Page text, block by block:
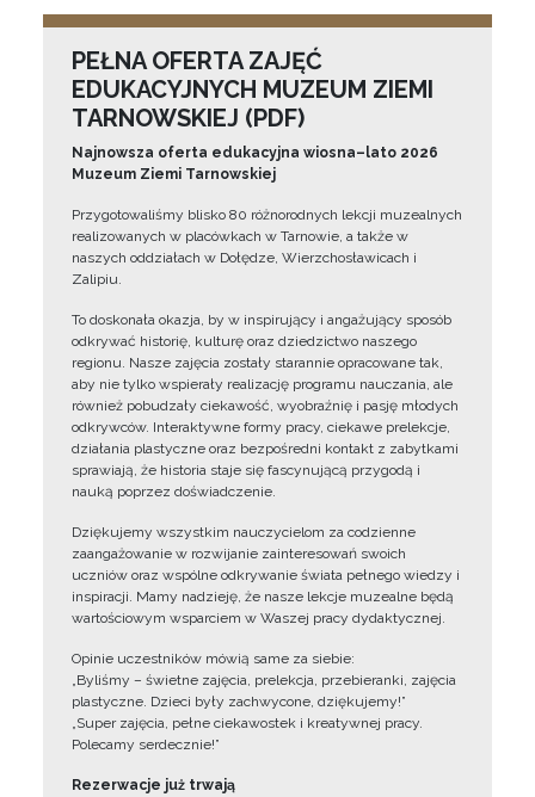
PEŁNA OFERTA ZAJĘĆ
EDUKACYJNYCH MUZEUM ZIEMI
TARNOWSKIEJ (PDF)
Najnowsza oferta edukacyjna wiosna–lato 2026
Muzeum Ziemi Tarnowskiej
Przygotowaliśmy blisko 80 różnorodnych lekcji muzealnych
realizowanych w placówkach w Tarnowie, a także w
naszych oddziałach w Dołędze, Wierzchosławicach i
Zalipiu.
To doskonała okazja, by w inspirujący i angażujący sposób
odkrywać historię, kulturę oraz dziedzictwo naszego
regionu. Nasze zajęcia zostały starannie opracowane tak,
aby nie tylko wspierały realizację programu nauczania, ale
również pobudzały ciekawość, wyobraźnię i pasję młodych
odkrywców. Interaktywne formy pracy, ciekawe prelekcje,
działania plastyczne oraz bezpośredni kontakt z zabytkami
sprawiają, że historia staje się fascynującą przygodą i
nauką poprzez doświadczenie.
Dziękujemy wszystkim nauczycielom za codzienne
zaangażowanie w rozwijanie zainteresowań swoich
uczniów oraz wspólne odkrywanie świata pełnego wiedzy i
inspiracji. Mamy nadzieję, że nasze lekcje muzealne będą
wartościowym wsparciem w Waszej pracy dydaktycznej.
Opinie uczestników mówią same za siebie:
„Byliśmy – świetne zajęcia, prelekcja, przebieranki, zajęcia
plastyczne. Dzieci były zachwycone, dziękujemy!”
„Super zajęcia, pełne ciekawostek i kreatywnej pracy.
Polecamy serdecznie!”
Rezerwacje już trwają